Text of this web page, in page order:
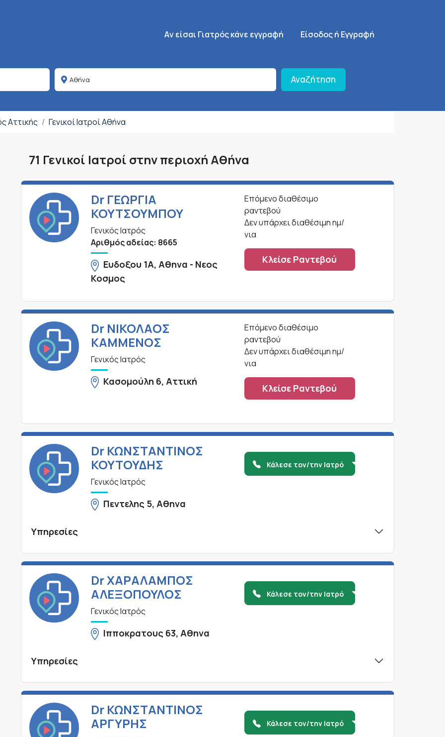
Κεντρική πλοήγηση
Aν είσαι Γιατρός κάνε εγγραφή SignUp Menu
Είσοδος ή Εγγραφή
Αναζήτηση
Αττικής Γενικοί Ιατροί Αθήνα
71 Γενικοί Ιατροί στην περιοχή Αθήνα
Dr ΓΕΩΡΓΙΑ
ΚΟΥΤΣΟΥΜΠΟΥ
Γενικός Ιατρός
Αριθμός αδείας: 8665
Ευδοξου 1Α, Αθηνα - Νεος
Κοσμος
Επόμενο διαθέσιμο
ραντεβού
Δεν υπάρχει διαθέσιμη ημ/
νια
Κλείσε Ραντεβού
Dr ΝΙΚΟΛΑΟΣ
ΚΑΜΜΕΝΟΣ
Γενικός Ιατρός
Κασομούλη 6, Αττική
Επόμενο διαθέσιμο
ραντεβού
Δεν υπάρχει διαθέσιμη ημ/
νια
Κλείσε Ραντεβού
Dr ΚΩΝΣΤΑΝΤΙΝΟΣ
ΚΟΥΤΟΥΔΗΣ
Γενικός Ιατρός
Πεντελης 5, Αθηνα
Κάλεσε τον/την Ιατρό
Υπηρεσίες
Dr ΧΑΡΑΛΑΜΠΟΣ
ΑΛΕΞΟΠΟΥΛΟΣ
Γενικός Ιατρός
Ιπποκρατους 63, Αθηνα
Κάλεσε τον/την Ιατρό
Υπηρεσίες
Dr ΚΩΝΣΤΑΝΤΙΝΟΣ
ΑΡΓΥΡΗΣ
Κάλεσε τον/την Ιατρό